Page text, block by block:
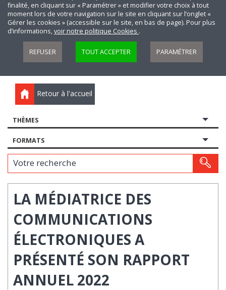
finalité, en cliquant sur « Paramétrer » et modifier votre choix à tout
moment lors de votre navigation sur le site en cliquant sur l’onglet «
Gérer les cookies » (accessible sur le site, en bas de page). Pour plus
d’informations,voir notre politique Cookies .
REFUSER TOUT ACCEPTER PARAMÉTRER
Retour à l'accueil
THÈMES
FORMATS
Votre recherche
LA MÉDIATRICE DES
COMMUNICATIONS
ÉLECTRONIQUES A
PRÉSENTÉ SON RAPPORT
ANNUEL 2022